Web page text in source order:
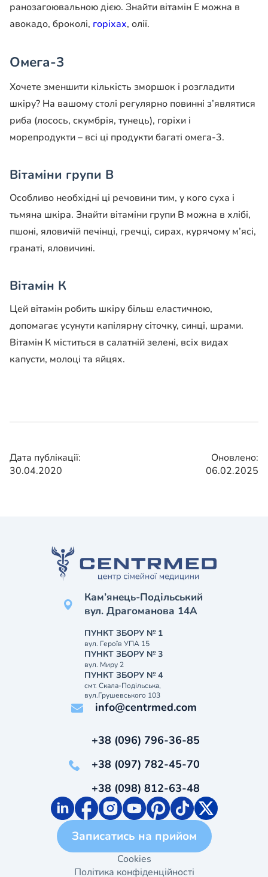
ранозагоювальною дією. Знайти вітамін Е можна в
авокадо, броколі, горіхах, олії.
Омега-3
Хочете зменшити кількість зморшок і розгладити
шкіру? На вашому столі регулярно повинні з’являтися
риба (лосось, скумбрія, тунець), горіхи і
морепродукти – всі ці продукти багаті омега-3.
Вітаміни групи В
Особливо необхідні ці речовини тим, у кого суха і
тьмяна шкіра. Знайти вітаміни групи В можна в хлібі,
пшоні, яловичій печінці, гречці, сирах, курячому м’ясі,
гранаті, яловичині.
Вітамін К
Цей вітамін робить шкіру більш еластичною,
допомагає усунути капілярну сіточку, синці, шрами.
Вітамін К міститься в салатній зелені, всіх видах
капусти, молоці та яйцях.
Дата публікації:
30.04.2020
Оновлено:
06.02.2025
Кам’янець-Подільський
вул. Драгоманова 14А
ПУНКТ ЗБОРУ № 1
вул. Героїв УПА 15
ПУНКТ ЗБОРУ № 3
вул. Миру 2
ПУНКТ ЗБОРУ № 4
смт. Скала-Подільська,
вул.Грушевського 103
info@centrmed.com
+38 (096) 796-36-85
+38 (097) 782-45-70
+38 (098) 812-63-48
Записатись на прийом
Cookies
Політика конфіденційності